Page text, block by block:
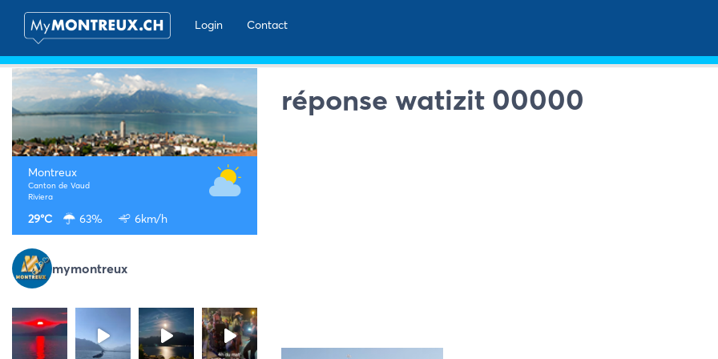
Login
Contact
Montreux
Canton de Vaud
Riviera
29°C 63% 6km/h
mymontreux
réponse watizit 00000